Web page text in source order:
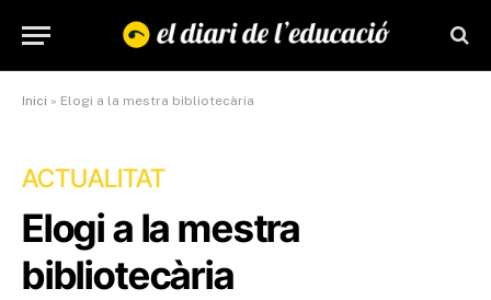
Inici » Elogi a la mestra bibliotecària
ACTUALITAT
Elogi a la mestra
bibliotecària